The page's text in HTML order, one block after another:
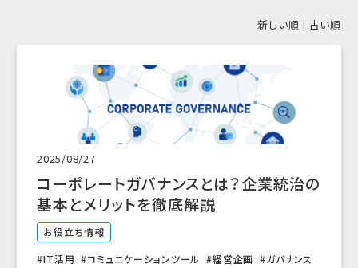
新しい順 | 古い順
2025/08/27
コーポレートガバナンスとは？企業統治の
基本とメリットを徹底解説
お役立ち情報
IT活用 コミュニケーションツール 経営企画 ガバナンス